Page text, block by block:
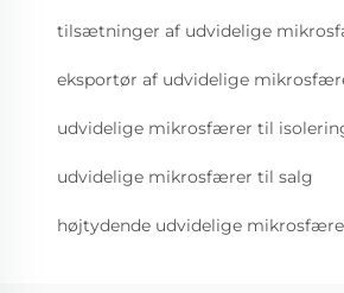
tilsætninger af udvidelige
eksportør af udvidelige
udvidelige mikrosfærer til
udvidelige mikrosfærer til salg
højtydende udvidelige